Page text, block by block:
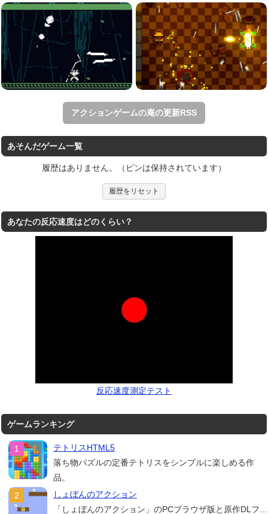
アクションゲームの庵の更新RSS
あそんだゲーム一覧
履歴はありません。（ピンは保持されています）
履歴をリセット
あなたの反応速度はどのくらい？
反応速度測定テスト
ゲームランキング
テトリスHTML5
落ち物パズルの定番テトリスをシンプルに楽しめる作
品。
しょぼんのアクション
「しょぼんのアクション」のPCブラウザ版と原作DLフ...